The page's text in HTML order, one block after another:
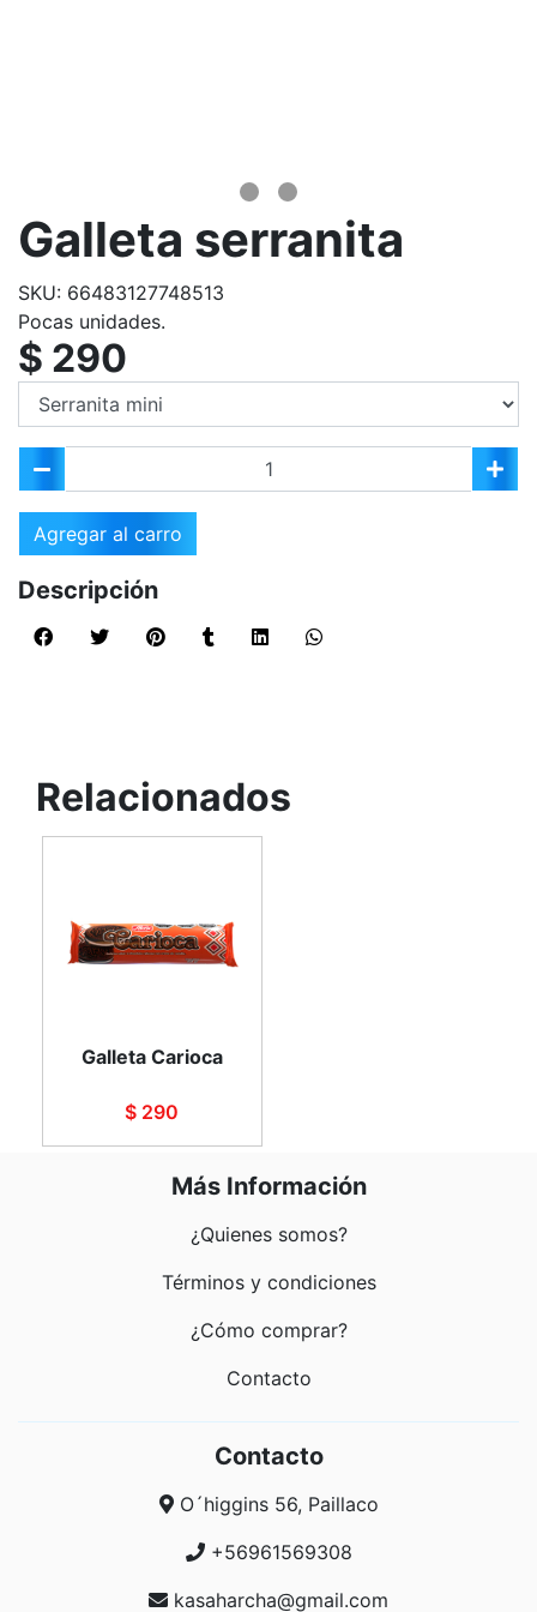
Galleta serranita
SKU: 66483127748513
Pocas unidades.
$ 290
Agregar al carro
Descripción
Relacionados
Galleta Carioca
$ 290
Más Información
¿Quienes somos?
Términos y condiciones
¿Cómo comprar?
Contacto
Contacto
O´higgins 56, Paillaco
+56961569308
kasaharcha@gmail.com